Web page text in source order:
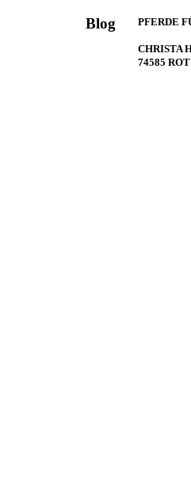
PFERDE
CHRISTA
74585
Blog